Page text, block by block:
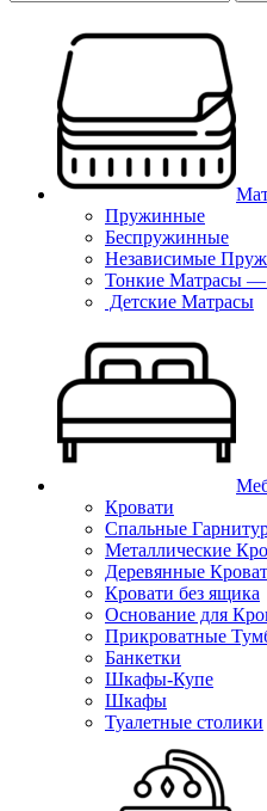
Пружинные
Беспружинные
Независимые
Тонкие Матрасы
Детские Матрасы
Кровати
Спальные
Металлические
Деревянные
Кровати без ящика
Основание для
Прикроватные
Банкетки
Шкафы-Купе
Шкафы
Туалетные столики